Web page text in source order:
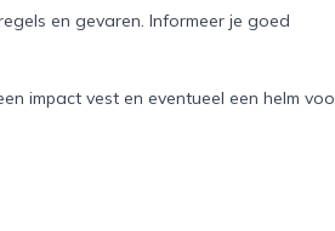
en gevaren. Informeer je goed
impact vest en eventueel een helm